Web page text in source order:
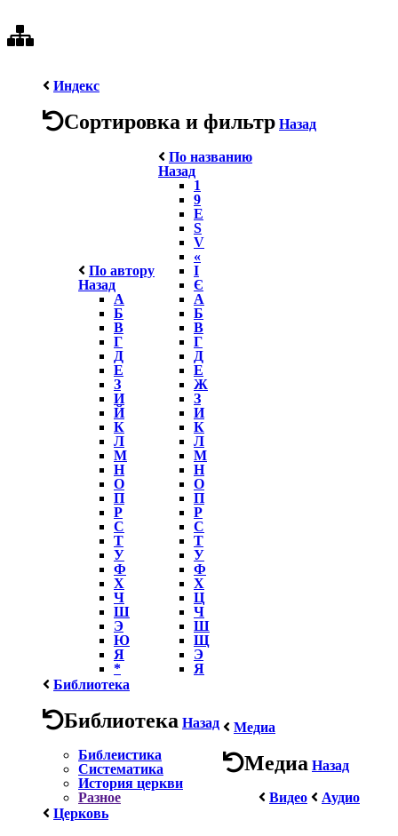
Индекс
Сортировка и фильтр Назад
По автору
Назад
А
Б
В
Г
Д
Е
З
И
Й
К
Л
М
Н
О
П
Р
С
Т
У
Ф
Х
Ч
Ш
Э
Ю
Я
*
По названию
Назад
1
9
E
S
V
«
І
Є
А
Б
В
Г
Д
Е
Ж
З
И
К
Л
М
Н
О
П
Р
С
Т
У
Ф
Х
Ц
Ч
Ш
Щ
Э
Я
Библиотека
Библиотека Назад
Библеистика
Систематика
История церкви
Разное
Медиа
Медиа Назад
Видео
Аудио
Церковь